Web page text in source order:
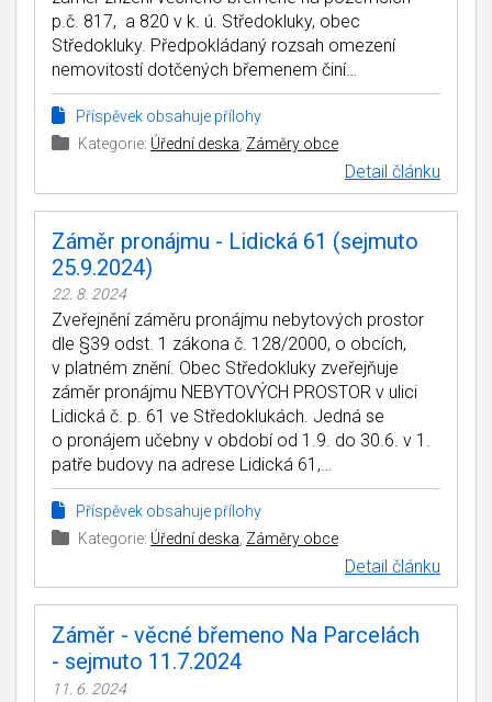
p.č. 817, a 820 v k. ú. Středokluky, obec
Středokluky. Předpokládaný rozsah omezení
nemovitostí dotčených břemenem činí…
Příspěvek obsahuje přílohy
Kategorie: Úřední deska, Záměry obce
Detail článku
Záměr pronájmu - Lidická 61 (sejmuto
25.9.2024)
22. 8. 2024
Zveřejnění záměru pronájmu nebytových prostor
dle §39 odst. 1 zákona č. 128/2000, o obcích,
v platném znění. Obec Středokluky zveřejňuje
záměr pronájmu NEBYTOVÝCH PROSTOR v ulici
Lidická č. p. 61 ve Středoklukách. Jedná se
o pronájem učebny v období od 1.9. do 30.6. v 1.
patře budovy na adrese Lidická 61,…
Příspěvek obsahuje přílohy
Kategorie: Úřední deska Záměry obce
Detail článku
Záměr - věcné břemeno Na Parcelách
- sejmuto 11.7.2024
11. 6. 2024